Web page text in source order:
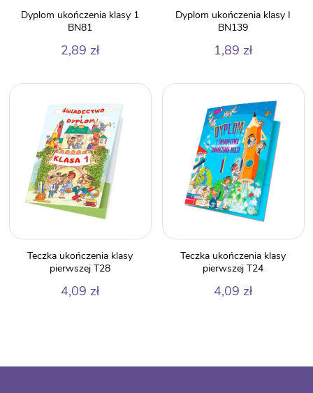
Dyplom ukończenia klasy 1
BN81
2,89 zł
Dyplom ukończenia klasy I
BN139
1,89 zł
Teczka ukończenia klasy
pierwszej T28
4,09 zł
Teczka ukończenia klasy
pierwszej T24
4,09 zł